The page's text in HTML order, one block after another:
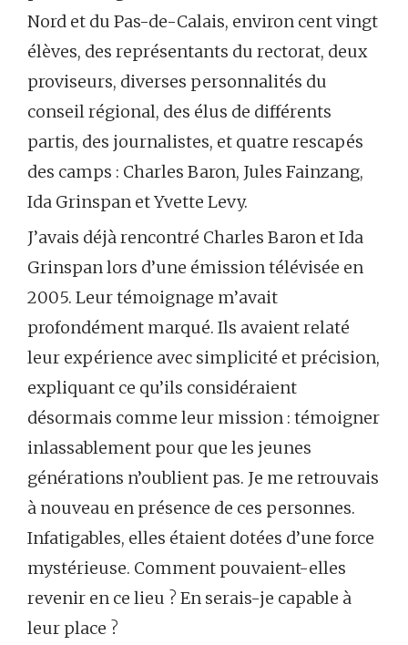
Nord et du Pas-de-Calais, environ cent vingt
élèves, des représentants du rectorat, deux
proviseurs, diverses personnalités du
conseil régional, des élus de différents
partis, des journalistes, et quatre rescapés
des camps : Charles Baron, Jules Fainzang,
Ida Grinspan et Yvette Levy.
J’avais déjà rencontré Charles Baron et Ida
Grinspan lors d’une émission télévisée en
2005. Leur témoignage m’avait
profondément marqué. Ils avaient relaté
leur expérience avec simplicité et précision,
expliquant ce qu’ils considéraient
désormais comme leur mission : témoigner
inlassablement pour que les jeunes
générations n’oublient pas. Je me retrouvais
à nouveau en présence de ces personnes.
Infatigables, elles étaient dotées d’une force
mystérieuse. Comment pouvaient-elles
revenir en ce lieu ? En serais-je capable à
leur place ?